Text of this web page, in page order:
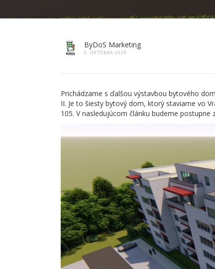
ByDoS Marketing
6. OKTÓBRA 2020
Prichádzame s ďalšou výstavbou bytového
II. Je to šiesty bytový dom, ktorý staviame vo
105. V nasledujúcom článku budeme postupne